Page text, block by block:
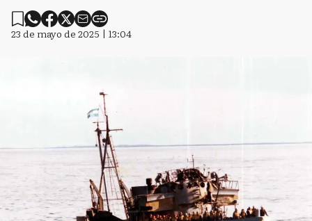
23 de mayo de 2025 | 13:04